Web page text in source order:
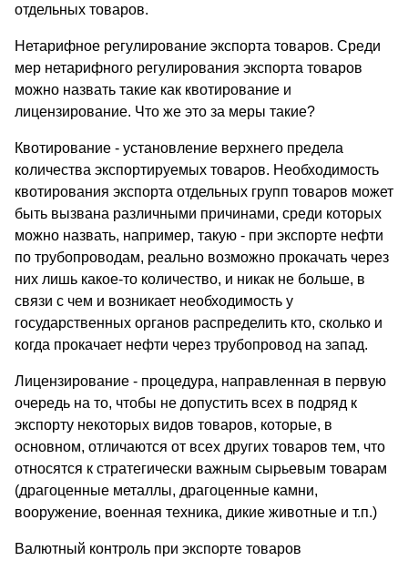
отдельных товаров.
Нетарифное регулирование экспорта товаров. Среди
мер нетарифного регулирования экспорта товаров
можно назвать такие как квотирование и
лицензирование. Что же это за меры такие?
Квотирование - установление верхнего предела
количества экспортируемых товаров. Необходимость
квотирования экспорта отдельных групп товаров может
быть вызвана различными причинами, среди которых
можно назвать, например, такую - при экспорте нефти
по трубопроводам, реально возможно прокачать через
них лишь какое-то количество, и никак не больше, в
связи с чем и возникает необходимость у
государственных органов распределить кто, сколько и
когда прокачает нефти через трубопровод на запад.
Лицензирование - процедура, направленная в первую
очередь на то, чтобы не допустить всех в подряд к
экспорту некоторых видов товаров, которые, в
основном, отличаются от всех других товаров тем, что
относятся к стратегически важным сырьевым товарам
(драгоценные металлы, драгоценные камни,
вооружение, военная техника, дикие животные и т.п.)
Валютный контроль при экспорте товаров